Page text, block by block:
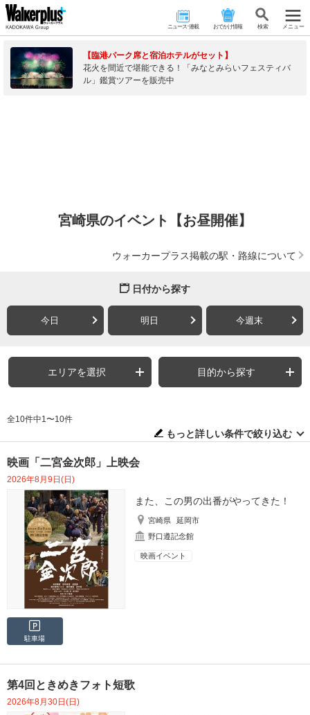
ニュース･連載 おでかけ情報 検 索 メニュー
【臨港パーク席と宿泊ホテルがセット】
花火を間近で堪能できる！「みなとみらいフェスティバ
ル」鑑賞ツアーを販売中
宮崎県のイベント【お昼開催】
ウォーカープラス掲載の駅・路線について
日付から探す
今日 明日 今週末
エリアを選択 目的から探す
全10件中1〜10件
もっと詳しい条件で絞り込む
映画「二宮金次郎」上映会
2026年8月9日(日)
また、この男の出番がやってきた！
宮崎県
延岡市
野口遵記念館
映画イベント
駐車場
第4回ときめきフォト短歌
2026年8月30日(日)